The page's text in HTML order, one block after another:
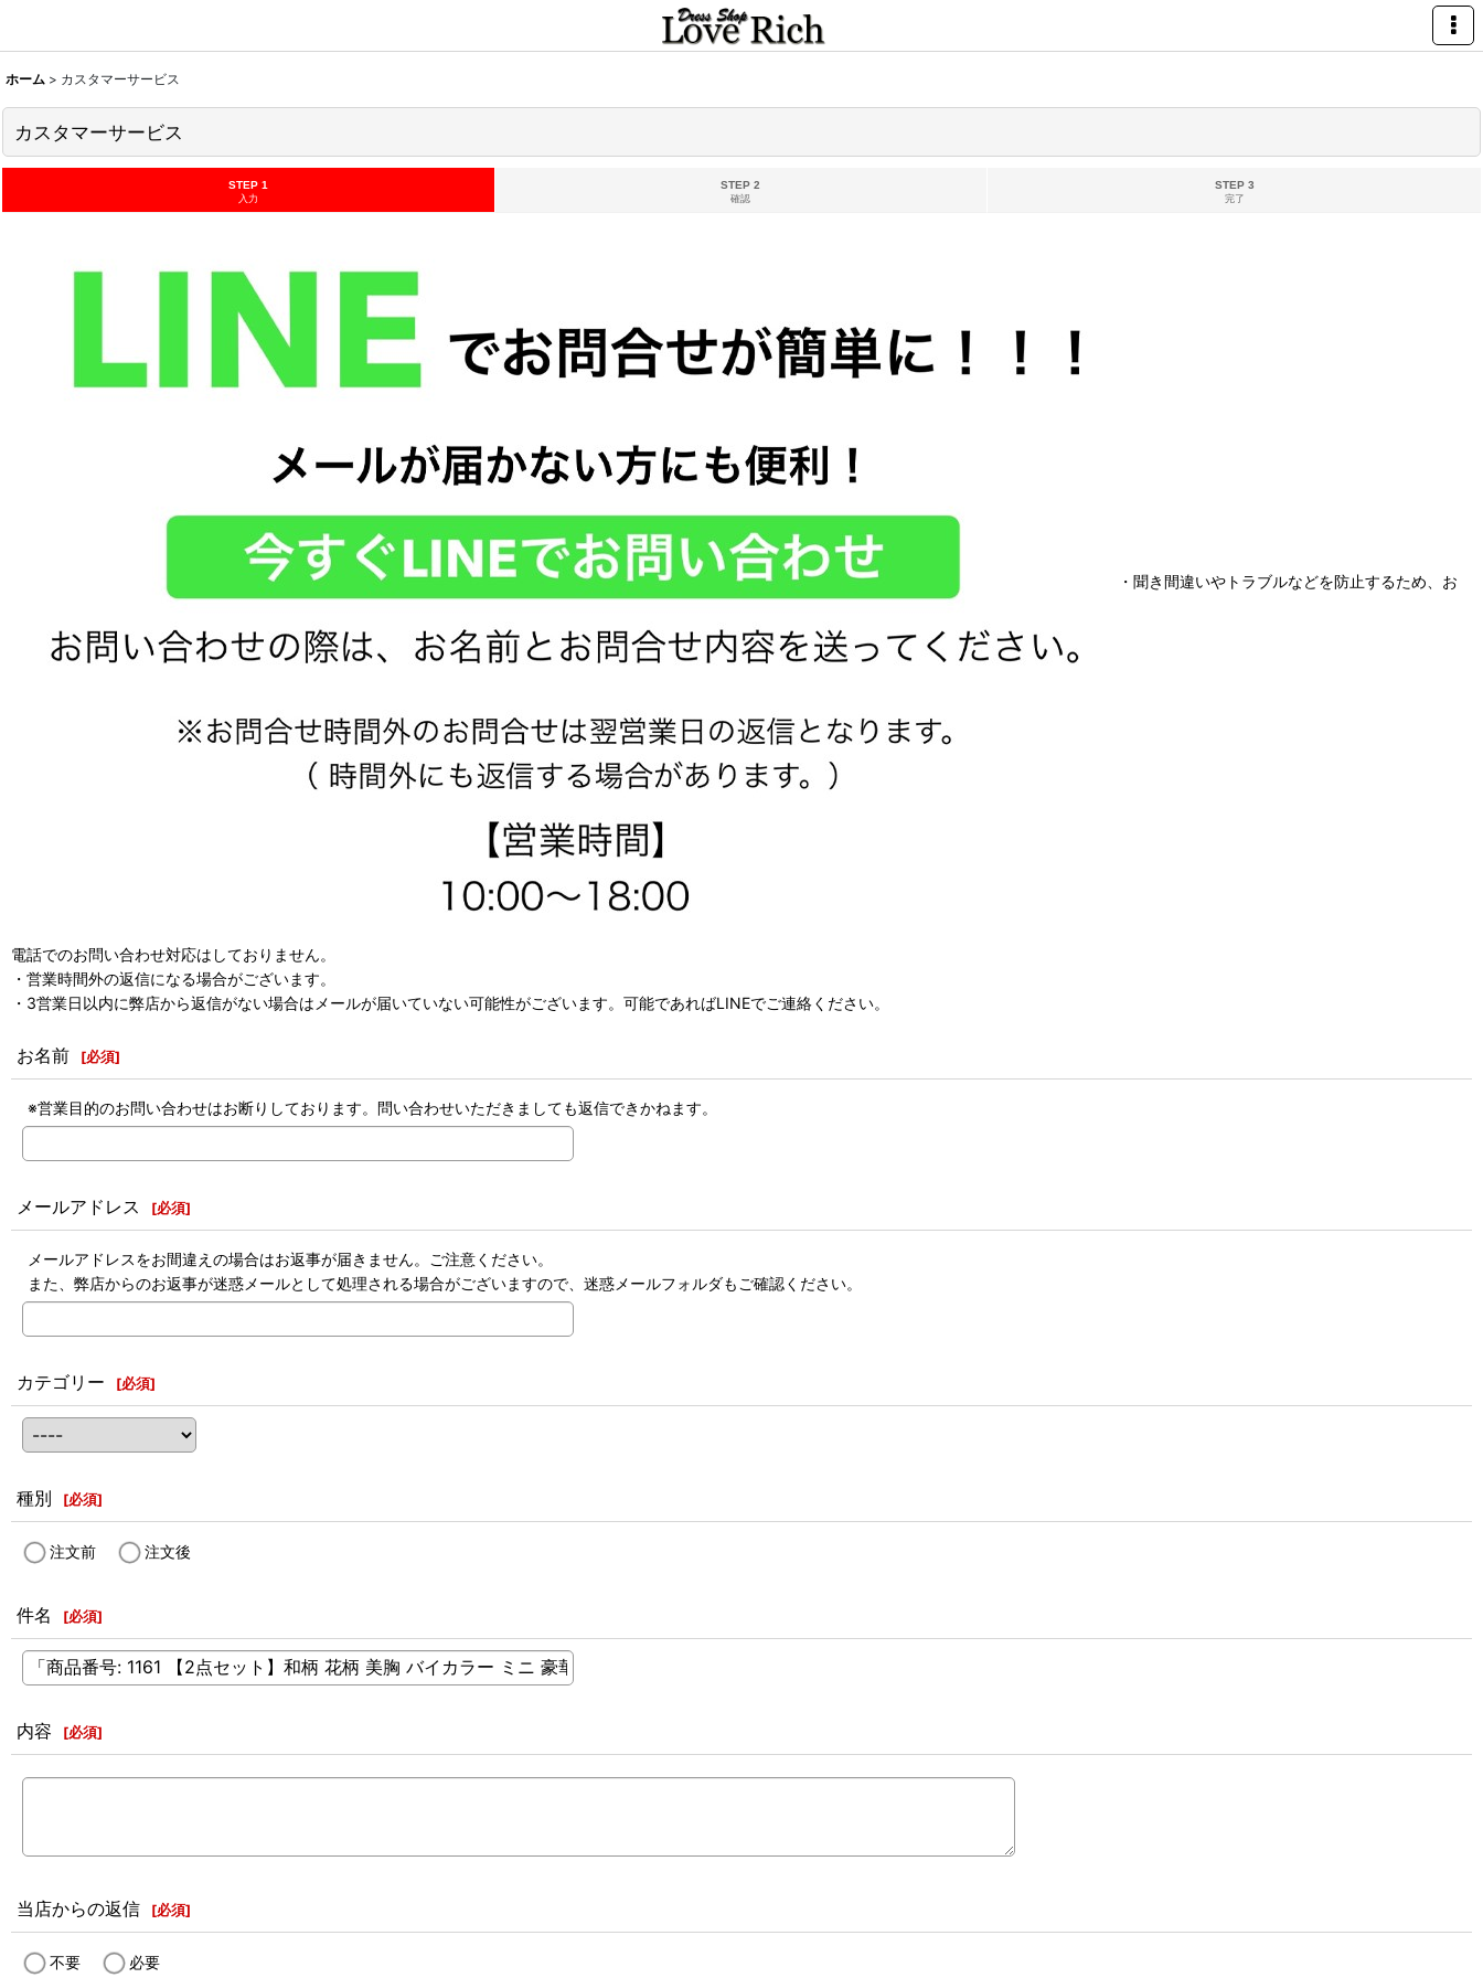
ホーム > カスタマーサービス
カスタマーサービス
STEP 1
入力
STEP 2
確認
STEP 3
完了
・聞き間違いやトラブルなどを防止するため、お
電話でのお問い合わせ対応はしておりません。
・営業時間外の返信になる場合がございます。
・3営業日以内に弊店から返信がない場合はメールが届いていない可能性がございます。可能であればLINEでご連絡ください。
お名前 [必須]
※営業目的のお問い合わせはお断りしております。問い合わせいただきましても返信できかねます。
メールアドレス [必須]
メールアドレスをお間違えの場合はお返事が届きません。ご注意ください。
また、弊店からのお返事が迷惑メールとして処理される場合がございますので、迷惑メールフォルダもご確認ください。
カテゴリー [必須]
種別 [必須]
注文前 注文後
件名 [必須]
内容 [必須]
当店からの返信 [必須]
不要 必要